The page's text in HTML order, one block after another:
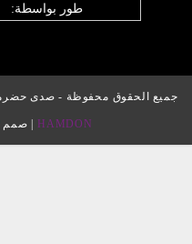
طور بواسطة:
الحقوق محفوظة - صدى حضرموت
HAMDON| صمم